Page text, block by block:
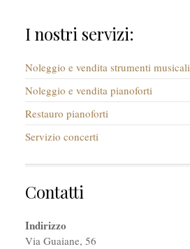
I nostri servizi:
Noleggio e vendita strumenti musicali
Noleggio e vendita pianoforti
Restauro pianoforti
Servizio concerti
Contatti
Indirizzo
Via Guaiane, 56